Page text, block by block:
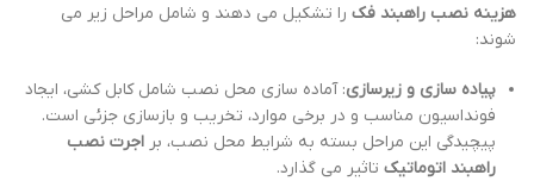
هزینه نصب راهبند فک را تشکیل می دهند و شامل مراحل زیر می
شوند:
پیاده سازی و زیرسازی: آماده سازی محل نصب شامل کابل کشی، ایجاد
فونداسیون مناسب و در برخی موارد، تخریب و بازسازی جزئی است.
پیچیدگی این مراحل بسته به شرایط محل نصب، بر اجرت نصب
راهبند اتوماتیک تاثیر می گذارد.